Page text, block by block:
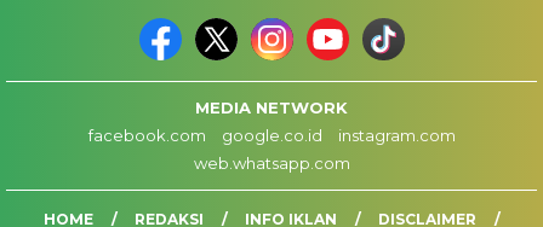
MEDIA NETWORK
facebook.com
google.co.id
instagram.com
web.whatsapp.com
HOME REDAKSI INFO IKLAN
DISCLAIMER